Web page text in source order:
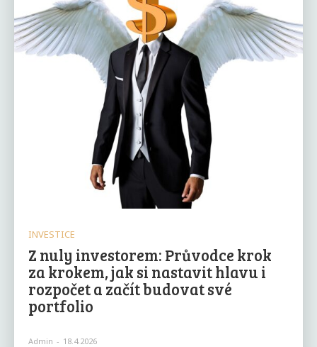
INVESTICE
Z nuly investorem: Průvodce krok
za krokem, jak si nastavit hlavu i
rozpočet a začít budovat své
portfolio
Admin - 18.4.2026